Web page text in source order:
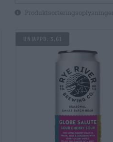
Produktsorteringsoplysninger
UNTAPPD: 3,61